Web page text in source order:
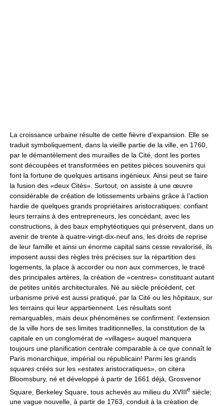
La croissance urbaine résulte de cette fièvre d’expansion. Elle se
traduit symboliquement, dans la vieille partie de la ville, en 1760,
par le démantèlement des murailles de la Cité, dont les portes
sont découpées et transformées en petites pièces souvenirs qui
font la fortune de quelques artisans ingénieux. Ainsi peut se faire
la fusion des «deux Cités». Surtout, on assiste à une œuvre
considérable de création de lotissements urbains grâce à l’action
hardie de quelques grands propriétaires aristocratiques: confiant
leurs terrains à des entrepreneurs, les concédant, avec les
constructions, à des baux emphytéotiques qui préservent, dans un
avenir de trente à quatre-vingt-dix-neuf ans, les droits de reprise
de leur famille et ainsi un énorme capital sans cesse revalorisé, ils
imposent aussi des règles très précises sur la répartition des
logements, la place à accorder ou non aux commerces, le tracé
des principales artères, la création de «centres» constituant autant
de petites unités architecturales. Né au siècle précédent, cet
urbanisme privé est aussi pratiqué, par la Cité ou les hôpitaux, sur
les terrains qui leur appartiennent. Les résultats sont
remarquables, mais deux phénomènes se confirment: l’extension
de la ville hors de ses limites traditionnelles, la constitution de la
capitale en un conglomérat de «villages» auquel manquera
toujours une planification centrale comparable à ce que connaît le
Paris monarchique, impérial ou républicain! Parmi les grands
squares créés sur les «estates aristocratiques», on citera
Bloomsbury, né et développé à partir de 1661 déjà, Grosvenor
Square, Berkeley Square, tous achevés au milieu du XVIIIe siècle;
une vague nouvelle, à partir de 1763, conduit à la création de